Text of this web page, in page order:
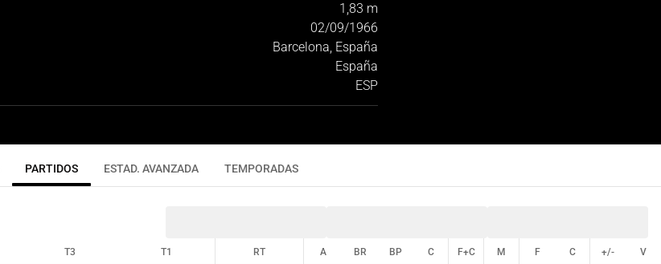
1,83 m
02/09/1966
Barcelona, España
España
ESP
PARTIDOS ESTAD. AVANZADA TEMPORADAS
T3 T1 RT A BR BP C F+C M F C +/- V